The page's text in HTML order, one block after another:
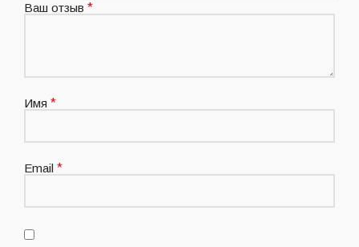
Ваш отзыв *
Имя *
Email *